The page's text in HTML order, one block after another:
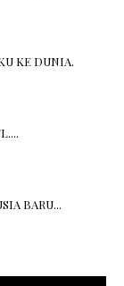
KE DUNIA.
BARU...